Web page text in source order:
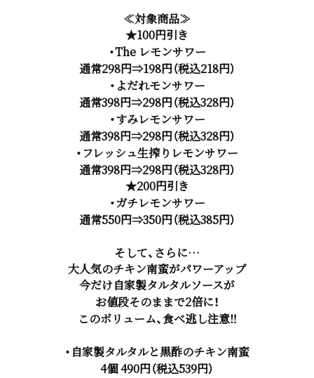
≪対象商品≫
★100円引き
・The レモンサワー
通常298円⇒198円（税込218円）
・よだれモンサワー
通常398円⇒298円（税込328円）
・すみレモンサワー
通常398円⇒298円（税込328円）
・フレッシュ生搾りレモンサワー
通常398円⇒298円（税込328円）
★200円引き
・ガチレモンサワー
通常550円⇒350円（税込385円）
そして、さらに…
大人気のチキン南蛮がパワーアップ
今だけ自家製タルタルソースが
お値段そのままで2倍に！
このボリューム、食べ逃し注意‼
・自家製タルタルと黒酢のチキン南蛮
4個 490円（税込539円）